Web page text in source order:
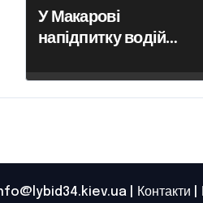
У Макарові
напідпитку водій
мотоцикл із двома
підлітками: йому
| Контакти